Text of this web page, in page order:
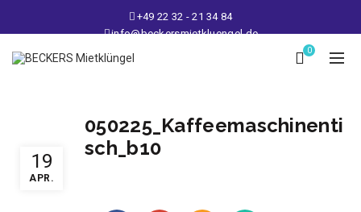
+49 22 32 - 21 34 84
info@beckersmietkluengel.de
Lager: Gutenbergstraße 1 - 50389 Wesseling
Mo - Fr: 9 – 17 Uhr, Sa: 9 – 12 Uhr
0
19
APR.
050225_Kaffeemaschinenti
sch_b10